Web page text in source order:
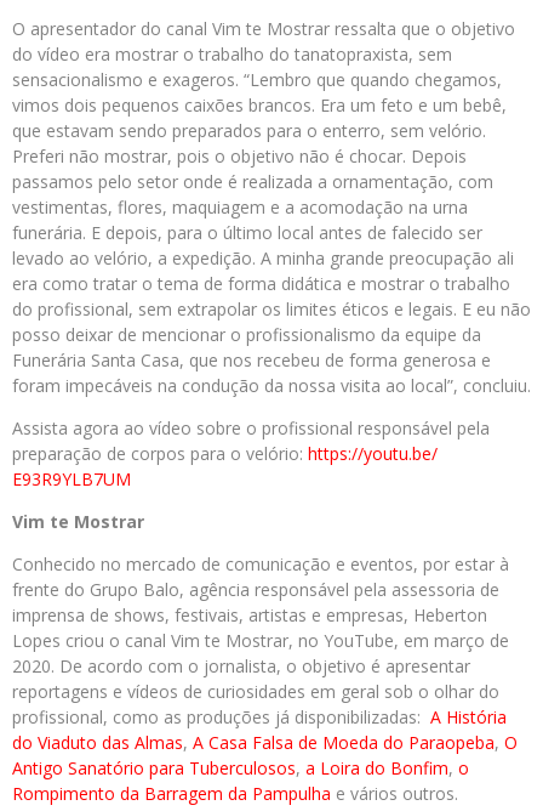
O apresentador do canal Vim te Mostrar ressalta que o objetivo
do vídeo era mostrar o trabalho do tanatopraxista, sem
sensacionalismo e exageros. “Lembro que quando chegamos,
vimos dois pequenos caixões brancos. Era um feto e um bebê,
que estavam sendo preparados para o enterro, sem velório.
Preferi não mostrar, pois o objetivo não é chocar. Depois
passamos pelo setor onde é realizada a ornamentação, com
vestimentas, flores, maquiagem e a acomodação na urna
funerária. E depois, para o último local antes de falecido ser
levado ao velório, a expedição. A minha grande preocupação ali
era como tratar o tema de forma didática e mostrar o trabalho
do profissional, sem extrapolar os limites éticos e legais. E eu não
posso deixar de mencionar o profissionalismo da equipe da
Funerária Santa Casa, que nos recebeu de forma generosa e
foram impecáveis na condução da nossa visita ao local”, concluiu.
Assista agora ao vídeo sobre o profissional responsável pela
preparação de corpos para o velório: https://youtu.be/
E93R9YLB7UM
Vim te Mostrar
Conhecido no mercado de comunicação e eventos, por estar à
frente do Grupo Balo, agência responsável pela assessoria de
imprensa de shows, festivais, artistas e empresas, Heberton
Lopes criou o canal Vim te Mostrar, no YouTube, em março de
2020. De acordo com o jornalista, o objetivo é apresentar
reportagens e vídeos de curiosidades em geral sob o olhar do
profissional, como as produções já disponibilizadas: A História
do Viaduto das Almas, A Casa Falsa de Moeda do Paraopeba, O
Antigo Sanatório para Tuberculosos, a Loira do Bonfim, o
Rompimento da Barragem da Pampulha e vários outros.